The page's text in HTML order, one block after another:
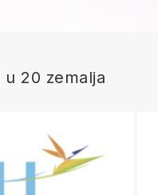
20 zemalja